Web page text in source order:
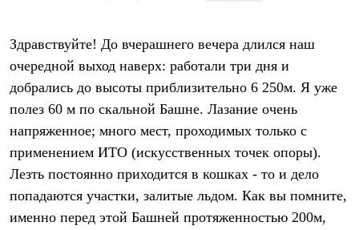
Штормовая одежда
Куртки
Брюки
Софтшелл одежда
Куртки
Брюки
Флисовая одежда
Куртки
Брюки
Термобелье
Теплое термобелье
Здравствуйте! До вчерашнего вечера длился наш
очередной выход наверх: работали три дня и
добрались до высоты приблизительно 6 250м. Я уже
полез 60 м по скальной Башне. Лазание очень
напряженное; много мест, проходимых только с
применением ИТО (искусственных точек опоры).
Лезть постоянно приходится в кошках - то и дело
попадаются участки, залитые льдом. Как вы помните,
именно перед этой Башней протяженностью 200м,